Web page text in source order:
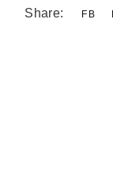
Share: FB